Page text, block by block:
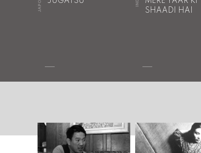
JAPON
SHAADI HAI